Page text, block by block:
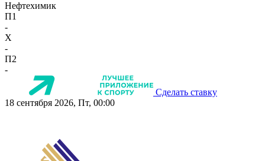
Нефтехимик
П1
-
X
-
П2
-
Сделать ставку
18 сентября 2026, Пт, 00:00